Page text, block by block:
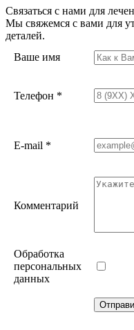
Связаться с нами для
Мы свяжемся с вами для
деталей.
Ваше имя
Телефон *
E-mail *
Комментарий
Обработка
персональных
данных